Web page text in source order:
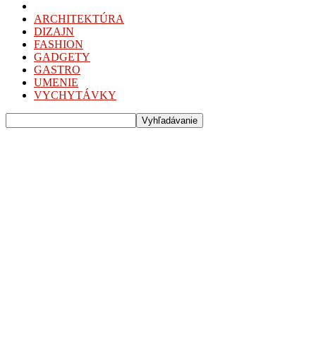
ARCHITEKTÚRA
DIZAJN
FASHION
GADGETY
GASTRO
UMENIE
VYCHYTÁVKY